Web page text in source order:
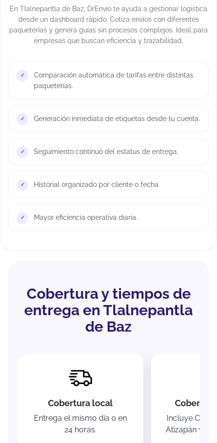
En Tlalnepantla de Baz, DrEnvío te ayuda a gestionar logística
desde un dashboard rápido. Cotiza envíos con diferentes
paqueterías y genera guías sin procesos complejos. Ideal para
empresas que buscan eficiencia y trazabilidad.
Comparación automática de tarifas entre distintas
paqueterías.
Generación inmediata de etiquetas desde tu cuenta.
Seguimiento continuo del estatus de entrega.
Historial organizado por cliente o fecha.
Mayor eficiencia operativa diaria.
Cobertura y tiempos de
entrega en Tlalnepantla
de Baz
Cobertura local
Entrega el mismo día o en
24 horas.
Incluye
Atizapán y